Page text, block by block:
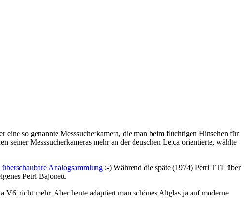
eine so genannte Messsucherkamera, die man beim flüchtigen Hinsehen für
seiner Messsucherkameras mehr an der deuschen Leica orientierte, wählte
Analogsammlung ;-) Während die späte (1974) Petri TTL über
Petri-Bajonett.
nicht mehr. Aber heute adaptiert man schönes Altglas ja auf moderne